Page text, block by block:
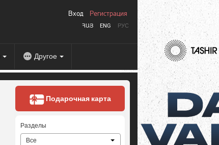
ՀԱՅ ENG РУС
Вход Регистрация
Другое
Подарочная карта
Разделы
Все